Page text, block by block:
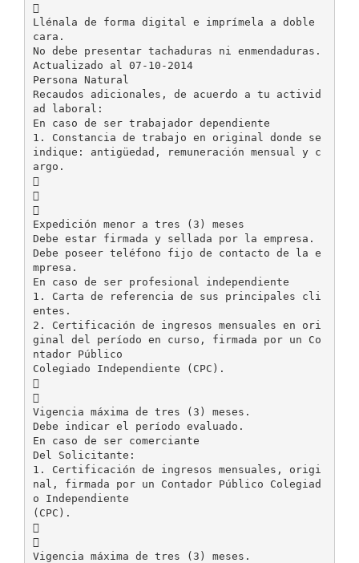

Llénala de forma digital e imprímela a doble
cara.
No debe presentar tachaduras ni enmendaduras.
Actualizado al 07-10-2014
Persona Natural
Recaudos adicionales, de acuerdo a tu activid
ad laboral:
En caso de ser trabajador dependiente
1. Constancia de trabajo en original donde se
indique: antigüedad, remuneración mensual y c
argo.



Expedición menor a tres (3) meses
Debe estar firmada y sellada por la empresa.
Debe poseer teléfono fijo de contacto de la e
mpresa.
En caso de ser profesional independiente
1. Carta de referencia de sus principales cli
entes.
2. Certificación de ingresos mensuales en ori
ginal del período en curso, firmada por un Co
ntador Público
Colegiado Independiente (CPC).


Vigencia máxima de tres (3) meses.
Debe indicar el período evaluado.
En caso de ser comerciante
Del Solicitante:
1. Certificación de ingresos mensuales, origi
nal, firmada por un Contador Público Colegiad
o Independiente
(CPC).


Vigencia máxima de tres (3) meses.